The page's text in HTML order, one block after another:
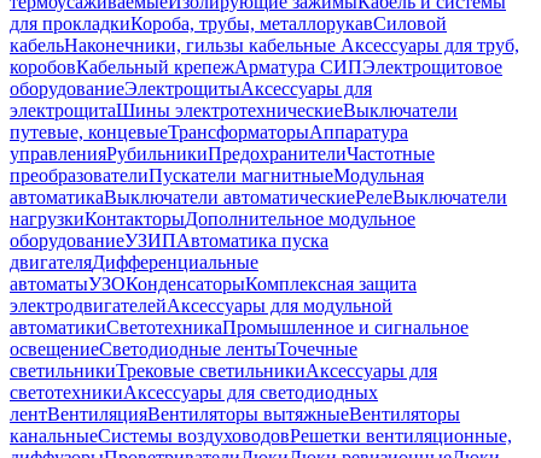
для прокладкиКороба, трубы, металлорукавСиловой
кабельНаконечники, гильзы кабельные Аксессуары для труб,
коробовКабельный крепежАрматура СИПЭлектрощитовое
оборудованиеЭлектрощитыАксессуары для
электрощитаШины электротехническиеВыключатели
путевые, концевыеТрансформаторыАппаратура
управленияРубильникиПредохранителиЧастотные
преобразователиПускатели магнитныеМодульная
автоматикаВыключатели автоматическиеРелеВыключатели
нагрузкиКонтакторыДополнительное модульное
оборудованиеУЗИПАвтоматика пуска
двигателяДифференциальные
автоматыУЗОКонденсаторыКомплексная защита
электродвигателейАксессуары для модульной
автоматикиСветотехникаПромышленное и сигнальное
освещениеСветодиодные лентыТочечные
светильникиТрековые светильникиАксессуары для
светотехникиАксессуары для светодиодных
лентВентиляцияВентиляторы вытяжныеВентиляторы
канальныеСистемы воздуховодовРешетки вентиляционные,